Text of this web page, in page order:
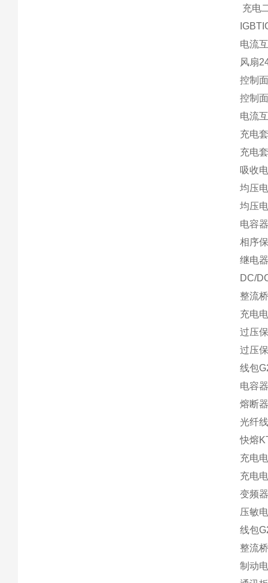
充电
电流
风扇
控制
控制
电流
充电
充电
吸收
均压
均压
电容
相序
继电
DC/
整流
充电
过压
过压
线包
电容
熔断
光纤
快熔
充电
充电
变频
压敏
线包
整流
制动